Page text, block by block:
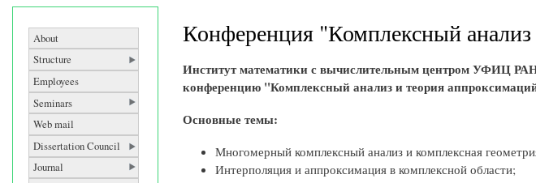
About
Structure
Employees
Seminars
Web mail
Dissertation Council
Journal
Конференция "Комплексный
Институт математики с вычислительным центром УФИЦ
конференцию "Комплексный анализ и теория
Основные темы:
Многомерный комплексный анализ и комплексная
Интерполяция и аппроксимация в комплексной области;